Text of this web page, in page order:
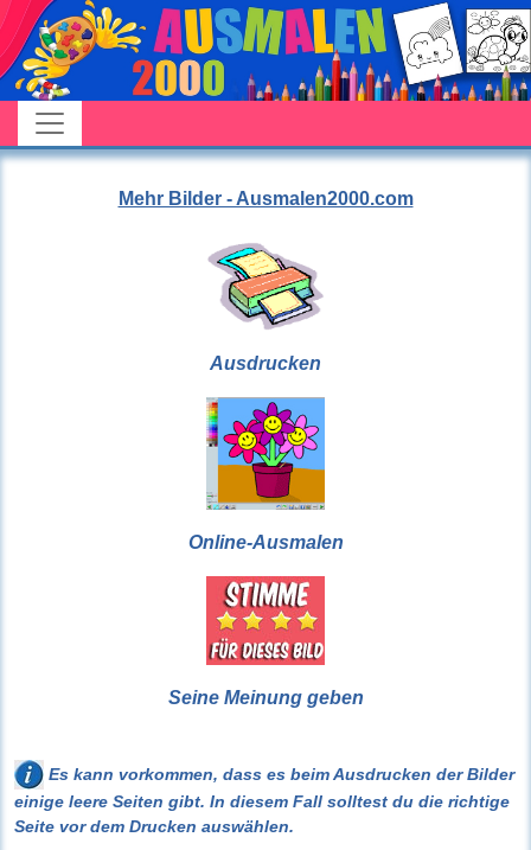
Mehr Bilder - Ausmalen2000.com
Ausdrucken
Online-Ausmalen
Seine Meinung geben
Es kann vorkommen, dass es beim Ausdrucken der Bilder
einige leere Seiten gibt. In diesem Fall solltest du die richtige
Seite vor dem Drucken auswählen.